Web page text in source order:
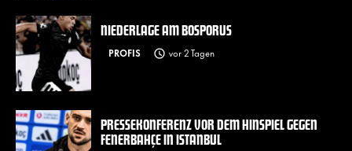
NIEDERLAGE AM BOSPORUS
PROFIS vor 2 Tagen
PRESSEKONFERENZ VOR DEM HINSPIEL GEGEN
FENERBAHÇE IN ISTANBUL